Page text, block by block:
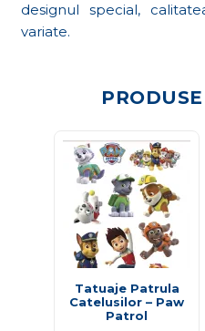
designul special,
variate.
Tatuaje Patrula
Catelusilor – Paw
Patrol